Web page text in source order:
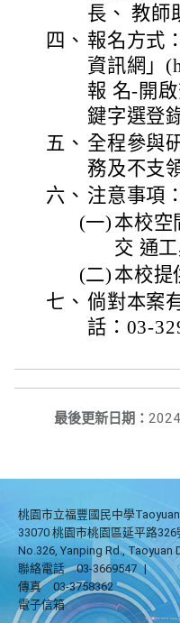
長、 教師
四、 報名方式
資訊網」
報 名-開
鍵字選登
五、 全程參與
務及不支
六、 注意事項：
(一) 本校空
交 通
(二) 本校提
七、 倘對本案
話：03-
最後更新日期：
桃園市立福豐國民中學
33070 桃園市桃園區延平路326
No.326, Yanping Rd., Taoyuan
聯絡電話
03-3669547 |
傳真
03-3758362
電子信箱